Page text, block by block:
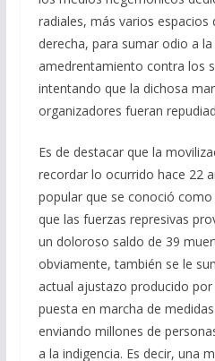
radiales, más varios espacios
derecha, para sumar odio a
amedrentamiento contra los
intentando que la dichosa
organizadores fueran
Es de destacar que la
recordar lo ocurrido hace 22
popular que se conoció
que las fuerzas represivas
un doloroso saldo de 39
obviamente, también se le
actual ajustazo producido
puesta en marcha de
enviando millones de
a la indigencia. Es decir, una